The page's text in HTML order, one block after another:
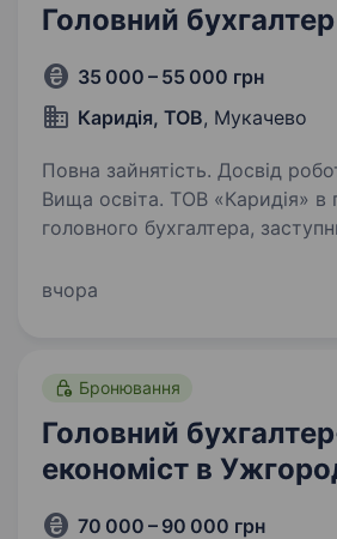
Головний бухгалтер
35 000 – 55 000 грн
Каридія, ТОВ, Мукачево
Повна зайнятість. Досвід
Вища освіта. ТОВ «Каридія» в пошуках
головного бухгалтера,
Вища освіта за спеціальністю
вчора
Бронювання
Головний
економіст в
70 000 – 90 000 грн